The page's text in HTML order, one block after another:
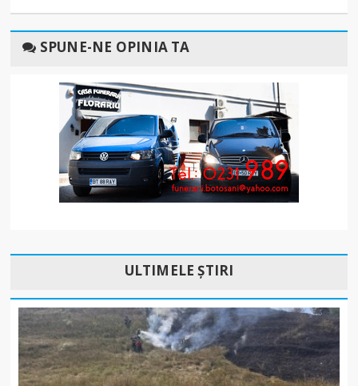
SPUNE-NE OPINIA TA
ULTIMELE ȘTIRI